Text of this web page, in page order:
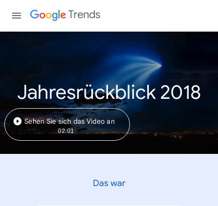
Trends
Jahresrückblick 2018
Sehen Sie sich das Video an
02:01
Das war